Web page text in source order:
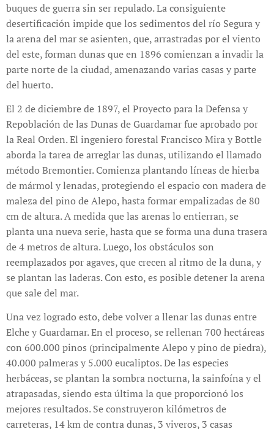
buques de guerra sin ser repulado. La consiguiente
desertificación impide que los sedimentos del río Segura y
la arena del mar se asienten, que, arrastradas por el viento
del este, forman dunas que en 1896 comienzan a invadir la
parte norte de la ciudad, amenazando varias casas y parte
del huerto.
El 2 de diciembre de 1897, el Proyecto para la Defensa y
Repoblación de las Dunas de Guardamar fue aprobado por
la Real Orden. El ingeniero forestal Francisco Mira y Bottle
aborda la tarea de arreglar las dunas, utilizando el llamado
método Bremontier. Comienza plantando líneas de hierba
de mármol y lenadas, protegiendo el espacio con madera de
maleza del pino de Alepo, hasta formar empalizadas de 80
cm de altura. A medida que las arenas lo entierran, se
planta una nueva serie, hasta que se forma una duna trasera
de 4 metros de altura. Luego, los obstáculos son
reemplazados por agaves, que crecen al ritmo de la duna, y
se plantan las laderas. Con esto, es posible detener la arena
que sale del mar.
Una vez logrado esto, debe volver a llenar las dunas entre
Elche y Guardamar. En el proceso, se rellenan 700 hectáreas
con 600.000 pinos (principalmente Alepo y pino de piedra),
40.000 palmeras y 5.000 eucaliptos. De las especies
herbáceas, se plantan la sombra nocturna, la sainfoína y el
atrapasadas, siendo esta última la que proporcionó los
mejores resultados. Se construyeron kilómetros de
carreteras, 14 km de contra dunas, 3 viveros, 3 casas